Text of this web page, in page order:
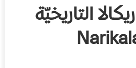
التاريخيّة